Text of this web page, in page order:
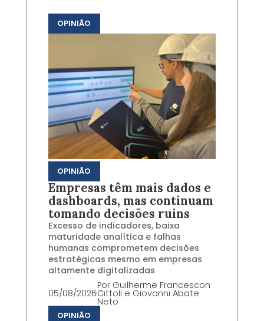
OPINIÃO
OPINIÃO
Empresas têm mais dados e
dashboards, mas continuam
tomando decisões ruins
Excesso de indicadores, baixa
maturidade analítica e falhas
humanas comprometem decisões
estratégicas mesmo em empresas
altamente digitalizadas
05/08/2026
Por Guilherme Francescon
Cittoli e Giovanni Abate
Neto
OPINIÃO